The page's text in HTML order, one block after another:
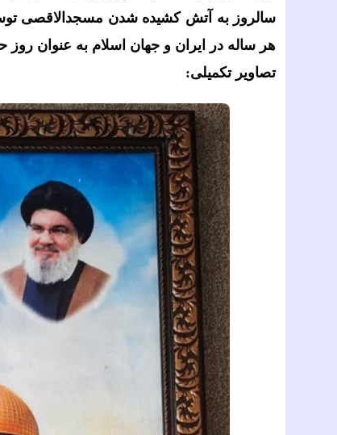
سالروز به آتش کشیده شدن مسجدالاقصی
هر ساله در ایران و جهان اسلام به عنوان
تصاویر تکمیلی: